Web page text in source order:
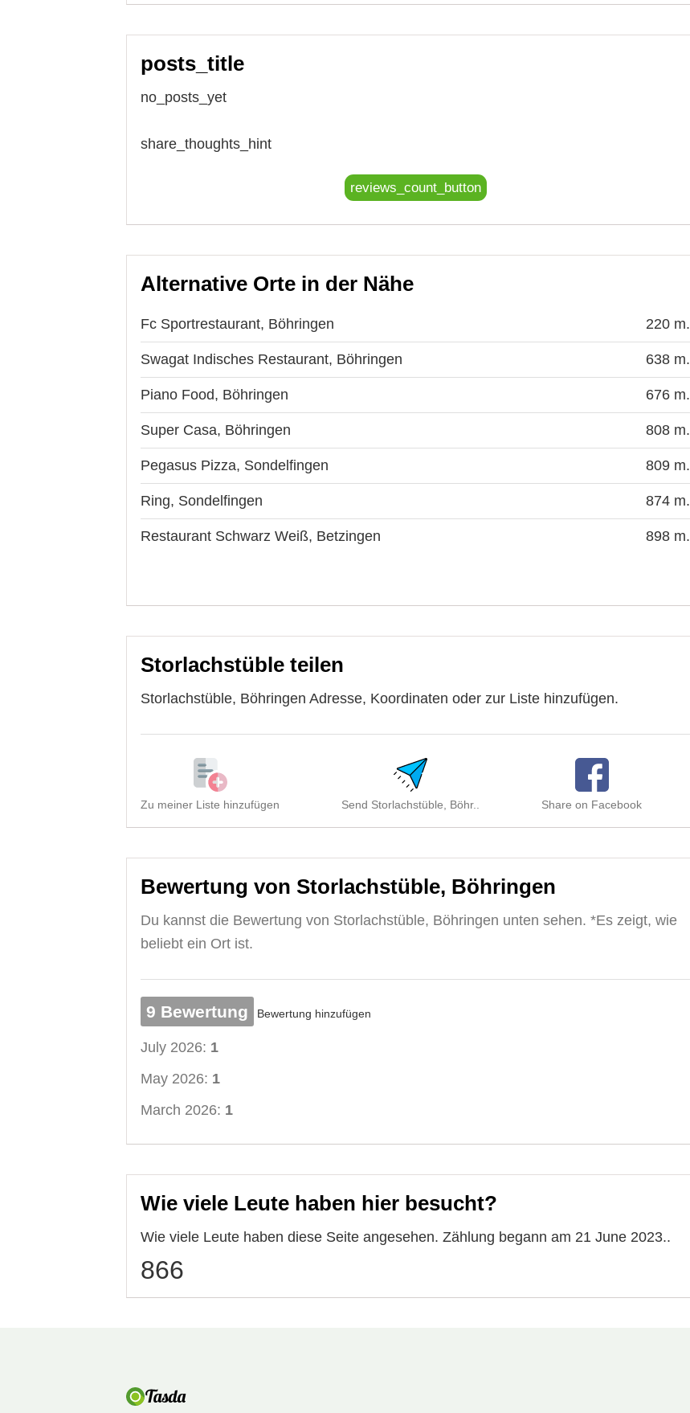
posts_title
no_posts_yet
share_thoughts_hint
reviews_count_button
Alternative Orte in der Nähe
Fc Sportrestaurant, Böhringen 220 m.
Swagat Indisches Restaurant, Böhringen 638 m.
Piano Food, Böhringen 676 m.
Super Casa, Böhringen 808 m.
Pegasus Pizza, Sondelfingen 809 m.
Ring, Sondelfingen 874 m.
Restaurant Schwarz Weiß, Betzingen 898 m.
Storlachstüble teilen
Storlachstüble, Böhringen Adresse, Koordinaten oder zur Liste hinzufügen.
Zu meiner Liste hinzufügen Send Storlachstüble, Böhr.. Share on Facebook
Bewertung von Storlachstüble, Böhringen
Du kannst die Bewertung von Storlachstüble, Böhringen unten sehen. *Es zeigt, wie
beliebt ein Ort ist.
9 Bewertung Bewertung hinzufügen
July 2026: 1
May 2026: 1
March 2026: 1
Wie viele Leute haben hier besucht?
Wie viele Leute haben diese Seite angesehen. Zählung begann am 21 June 2023..
866